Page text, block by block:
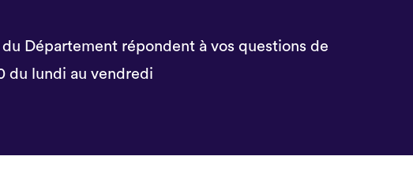
du Département répondent à vos questions de
du lundi au vendredi